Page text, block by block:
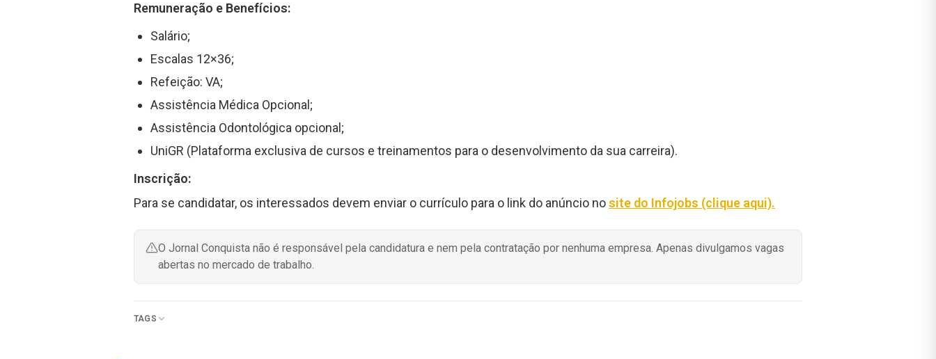
Remuneração e Benefícios:
Salário;
Escalas 12×36;
Refeição: VA;
Assistência Médica Opcional;
Assistência Odontológica opcional;
UniGR (Plataforma exclusiva de cursos e treinamentos para o desenvolvimento da sua carreira).
Inscrição:
Para se candidatar, os interessados devem enviar o currículo para o link do anúncio nosite do Infojobs (clique aqui).
O Jornal Conquista não é responsável pela candidatura e nem pela contratação por nenhuma empresa. Apenas divulgamos vagas
abertas no mercado de trabalho.
TAGS